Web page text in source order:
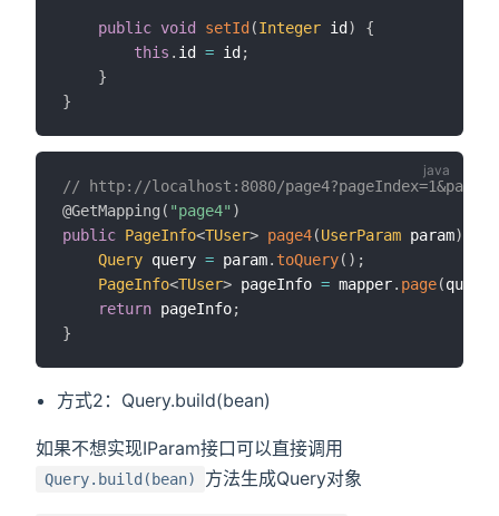
public void setId (Integer id )
{
this . id = id ;
}
}
// http://localhost:8080/
@GetMapping ( "page4" )
public PageInfo<TUser> page4(UserParam param)
Query query = param. toQuery( ) ;
PageInfo<TUser> pageInfo = mapper. page(query
return pageInfo;
}
方式2：Query.build(bean)
如果不想实现IParam接口可以直接调用
Query.build(bean) 方法生成Query对象